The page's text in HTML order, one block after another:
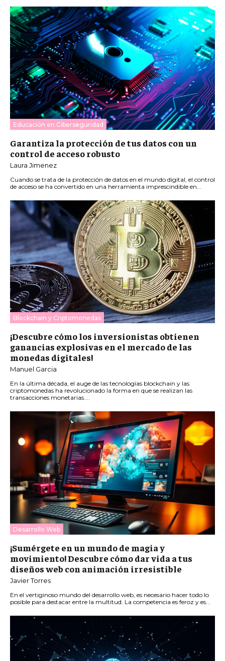
Educación en Ciberseguridad
Garantiza la protección de tus datos con un
control de acceso robusto
Laura Jimenez
Cuando se trata de la protección de datos en el mundo digital, el control
de acceso se ha convertido en una herramienta imprescindible en...
Blockchain y Criptomonedas
¡Descubre cómo los inversionistas obtienen
ganancias explosivas en el mercado de las
monedas digitales!
Manuel Garcia
En la última década, el auge de las tecnologías blockchain y las
criptomonedas ha revolucionado la forma en que se realizan las
transacciones monetarias....
Desarrollo Web
¡Sumérgete en un mundo de magia y
movimiento! Descubre cómo dar vida a tus
diseños web con animación irresistible
Javier Torres
En el vertiginoso mundo del desarrollo web, es necesario hacer todo lo
posible para destacar entre la multitud. La competencia es feroz y es...